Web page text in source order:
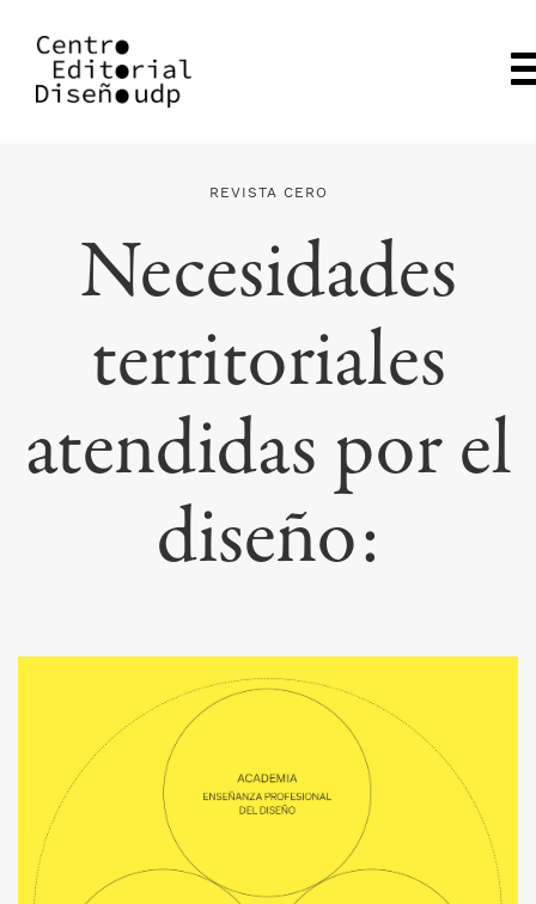
REVISTA CERO
Necesidades
territoriales
atendidas por el
diseño: